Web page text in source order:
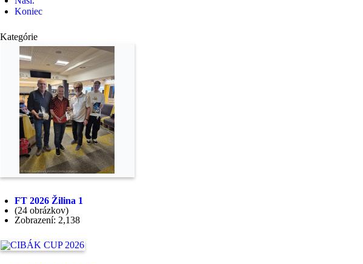
Koniec
Kategórie
FT 2026 Žilina 1
(24 obrázkov)
Zobrazení: 2,138